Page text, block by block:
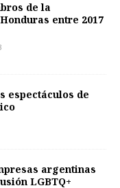
de la
entre 2017
espectáculos de
argentinas
LGBTQ+